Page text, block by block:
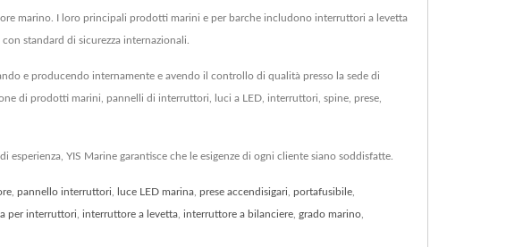
marino. I loro principali prodotti marini e per barche includono interruttori a levetta
standard di sicurezza internazionali.
e producendo internamente e avendo il controllo di qualità presso la sede di
di prodotti marini, pannelli di interruttori, luci a LED, interruttori, spine, prese,
YIS Marine garantisce che le esigenze di ogni cliente siano soddisfatte.
pannello interruttori luce LED marina prese accendisigari portafusibile
per interruttori interruttore a levetta interruttore a bilanciere grado marino